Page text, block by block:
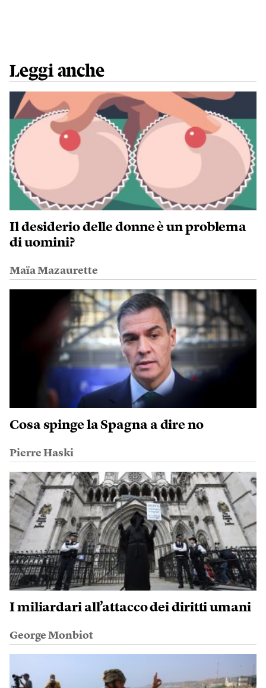
Leggi anche
Il desiderio delle donne è un problema
di uomini?
Maïa Mazaurette
Cosa spinge la Spagna a dire no
Pierre Haski
I miliardari all’attacco dei diritti umani
George Monbiot